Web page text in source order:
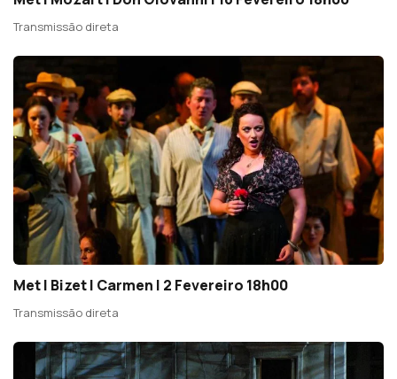
Transmissão direta
Met | Bizet | Carmen | 2 Fevereiro 18h00
Transmissão direta